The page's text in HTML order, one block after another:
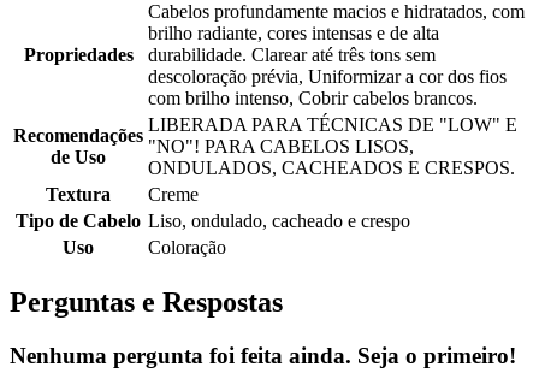
Propriedades
Cabelos profundamente macios e hidratados, com
brilho radiante, cores intensas e de alta
durabilidade. Clarear até três tons sem
descoloração prévia, Uniformizar a cor dos fios
com brilho intenso, Cobrir cabelos brancos.
Recomendações
de Uso
LIBERADA PARA TÉCNICAS DE "LOW" E
"NO"! PARA CABELOS LISOS,
ONDULADOS, CACHEADOS E CRESPOS.
Textura
Creme
Tipo de Cabelo Liso, ondulado, cacheado e crespo
Uso
Coloração
Perguntas e Respostas
Nenhuma pergunta foi feita ainda. Seja o primeiro!